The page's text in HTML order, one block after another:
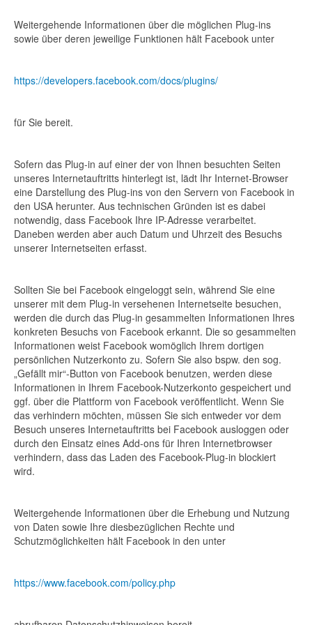
Weitergehende Informationen über die möglichen Plug-ins
sowie über deren jeweilige Funktionen hält Facebook unter
https://developers.facebook.com/docs/plugins/
für Sie bereit.
Sofern das Plug-in auf einer der von Ihnen besuchten Seiten
unseres Internetauftritts hinterlegt ist, lädt Ihr Internet-Browser
eine Darstellung des Plug-ins von den Servern von Facebook in
den USA herunter. Aus technischen Gründen ist es dabei
notwendig, dass Facebook Ihre IP-Adresse verarbeitet.
Daneben werden aber auch Datum und Uhrzeit des Besuchs
unserer Internetseiten erfasst.
Sollten Sie bei Facebook eingeloggt sein, während Sie eine
unserer mit dem Plug-in versehenen Internetseite besuchen,
werden die durch das Plug-in gesammelten Informationen Ihres
konkreten Besuchs von Facebook erkannt. Die so gesammelten
Informationen weist Facebook womöglich Ihrem dortigen
persönlichen Nutzerkonto zu. Sofern Sie also bspw. den sog.
„Gefällt mir“-Button von Facebook benutzen, werden diese
Informationen in Ihrem Facebook-Nutzerkonto gespeichert und
ggf. über die Plattform von Facebook veröffentlicht. Wenn Sie
das verhindern möchten, müssen Sie sich entweder vor dem
Besuch unseres Internetauftritts bei Facebook ausloggen oder
durch den Einsatz eines Add-ons für Ihren Internetbrowser
verhindern, dass das Laden des Facebook-Plug-in blockiert
wird.
Weitergehende Informationen über die Erhebung und Nutzung
von Daten sowie Ihre diesbezüglichen Rechte und
Schutzmöglichkeiten hält Facebook in den unter
https://www.facebook.com/policy.php